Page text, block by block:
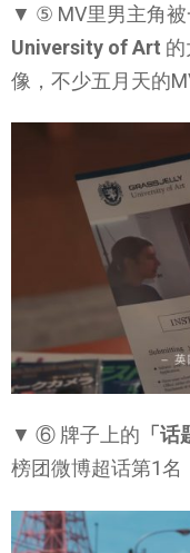
▼ ⑤ MV里男主角被
University of Art 的
像，不少五月天的
▼ ⑥ 牌子上的 「话
榜团微博超话第1名